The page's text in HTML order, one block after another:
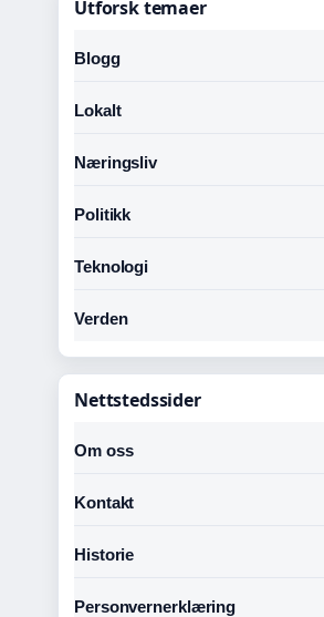
Utforsk temaer
Blogg
Lokalt
Næringsliv
Politikk
Teknologi
Verden
Nettstedssider
Om oss
Kontakt
Historie
Personvernerklæring